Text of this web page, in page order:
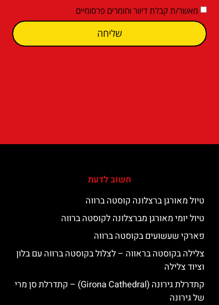
מאשר/ת קבלת דיוור וחומרים פרסומיים
שליחה
חשוב לדעת
טיול מאורגן ברצלונה קוסטה ברווה
טיול יומי מאורגן מברצלונה לקוסטה ברווה
פארקי שעשועים בקוסטה ברווה
צלילה בקוסטה בראווה – לצלול בקוסטה ברווה עם בלון
וציוד צלילה
קתדרלת גירונה (Girona Cathedral) – קתדרלת סן מרי
של גירונה